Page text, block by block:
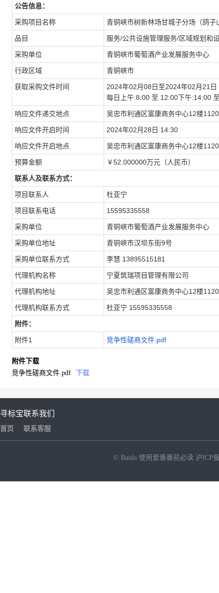
公告信息：
采购项目名称 青铜峡市树新林场甘城子分场（鸽
品目 服务/公共设施管理服务/区域规划和
采购单位 青铜峡市葡萄酒产业发展服务中心
行政区域 青铜峡市
获取采购文件时间
2024年02月08日至2024年02月21日
每日上午:8:00 至 12:00下午:14:00
响应文件递交地点 吴忠市利通区富康商务中心12楼
响应文件开启时间 2024年02月28日 14:30
响应文件开启地点 吴忠市利通区富康商务中心12楼
预算金额 ￥52.000000万元（人民币）
联系人及联系方式：
项目联系人 杜亚宁
项目联系电话 15595335558
采购单位 青铜峡市葡萄酒产业发展服务中心
采购单位地址 青铜峡市汉坝东街9号
采购单位联系方式 李慧 13895515181
代理机构名称 宁夏筑瑞项目管理有限公司
代理机构地址 吴忠市利通区富康商务中心12楼
代理机构联系方式 杜亚宁 15595335558
附件：
附件1 竞争性磋商文件.pdf
附件下载
竞争性磋商文件.pdf
下载
寻标宝
首页
联系我们
联系客服
© Baidu 使用爱番番前必读 沪ICP